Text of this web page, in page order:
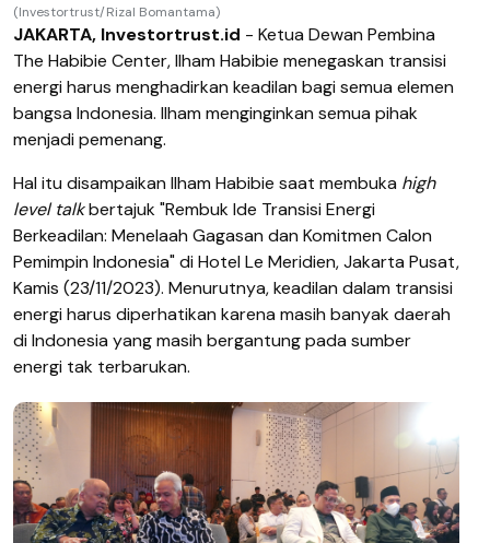
(Investortrust/Rizal Bomantama)
JAKARTA, Investortrust.id - Ketua Dewan Pembina
The Habibie Center, Ilham Habibie menegaskan transisi
energi harus menghadirkan keadilan bagi semua elemen
bangsa Indonesia. Ilham menginginkan semua pihak
menjadi pemenang.
Hal itu disampaikan Ilham Habibie saat membuka high
level talkbertajuk "Rembuk Ide Transisi Energi
Berkeadilan: Menelaah Gagasan dan Komitmen Calon
Pemimpin Indonesia" di Hotel Le Meridien, Jakarta Pusat,
Kamis (23/11/2023). Menurutnya, keadilan dalam transisi
energi harus diperhatikan karena masih banyak daerah
di Indonesia yang masih bergantung pada sumber
energi tak terbarukan.